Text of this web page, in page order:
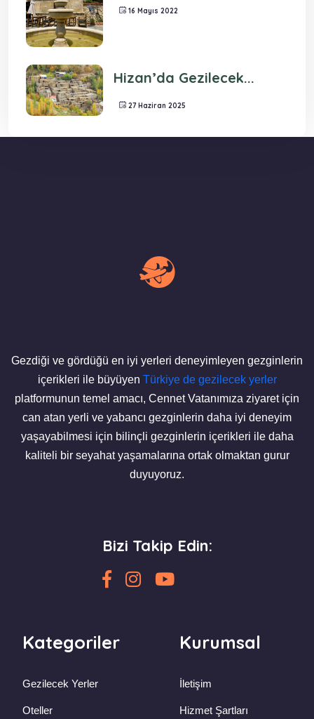
16 Mayıs 2022
Hizan’da Gezilecek...
27 Haziran 2025
Gezdiği ve gördüğü en iyi yerleri deneyimleyen gezginlerin
içerikleri ile büyüyen Türkiye de gezilecek yerler
platformunun temel amacı, Cennet Vatanımıza ziyaret için
can atan yerli ve yabancı gezginlerin daha iyi deneyim
yaşayabilmesi için bilinçli gezginlerin içerikleri ile daha
kaliteli bir seyahat yaşamalarına ortak olmaktan gurur
duyuyoruz.
Bizi Takip Edin:
Kategoriler
Gezilecek Yerler
Oteller
Kurumsal
İletişim
Hizmet Şartları